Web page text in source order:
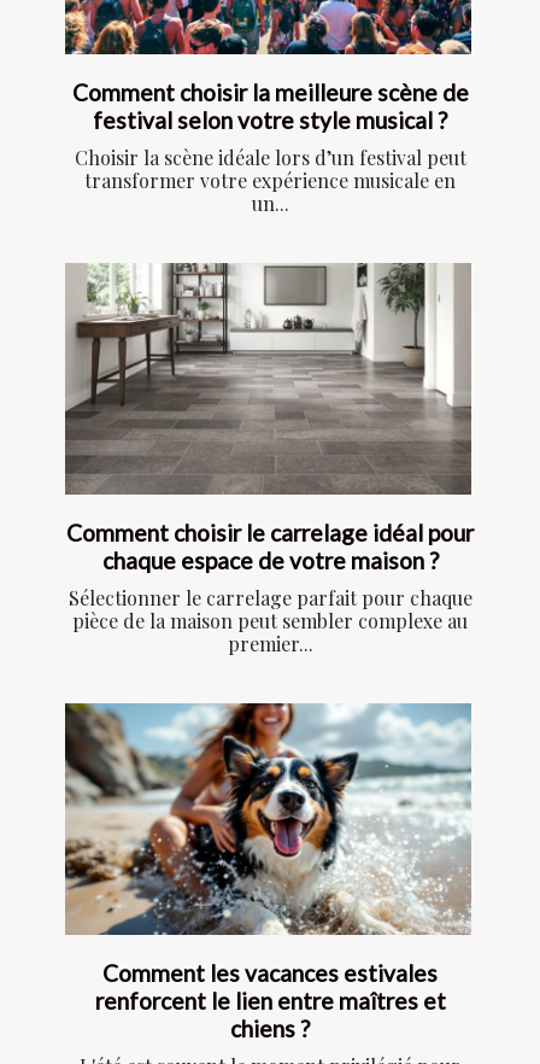
Comment choisir la meilleure scène de
festival selon votre style musical ?
Choisir la scène idéale lors d’un festival peut
transformer votre expérience musicale en
un...
Comment choisir le carrelage idéal pour
chaque espace de votre maison ?
Sélectionner le carrelage parfait pour chaque
pièce de la maison peut sembler complexe au
premier...
Comment les vacances estivales
renforcent le lien entre maîtres et
chiens ?